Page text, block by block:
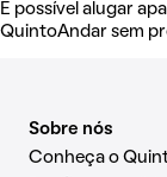
É possível alugar
QuintoAndar sem
Sobre nós
Conheça o